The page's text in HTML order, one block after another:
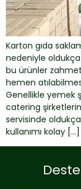
Karton gıda
nedeniyle oldukça
bu ürünler
hemen
Genellikle yemek
catering
servisinde
kullanımı kolay […]